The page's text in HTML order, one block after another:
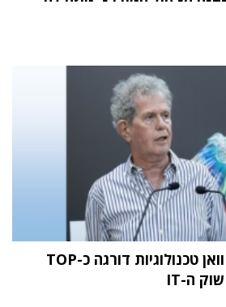
מחקר STKI השנתי: וואן טכנולוגיות דורגה כ-TOP